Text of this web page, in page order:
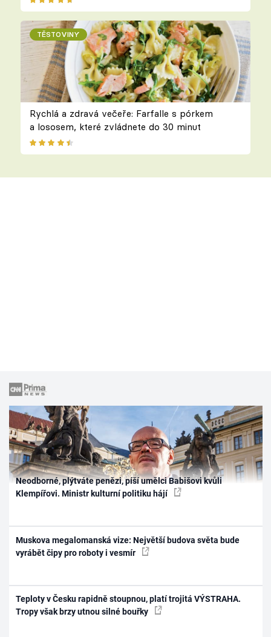
TĚSTOVINY
Rychlá a zdravá večeře: Farfalle s pórkem
a lososem, které zvládnete do 30 minut
Neodborné, plýtváte penězi, píší umělci Babišovi kvůli
Klempířovi. Ministr kulturní politiku hájí
Muskova megalomanská vize: Největší budova světa bude
vyrábět čipy pro roboty i vesmír
Teploty v Česku rapidně stoupnou, platí trojitá VÝSTRAHA.
Tropy však brzy utnou silné bouřky